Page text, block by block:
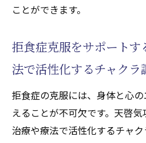
ことができます。
拒食症克服をサポート
法で活性化するチャクラ
拒食症の克服には、身体と心
えることが不可欠です。天啓
治療や療法で活性化するチャ